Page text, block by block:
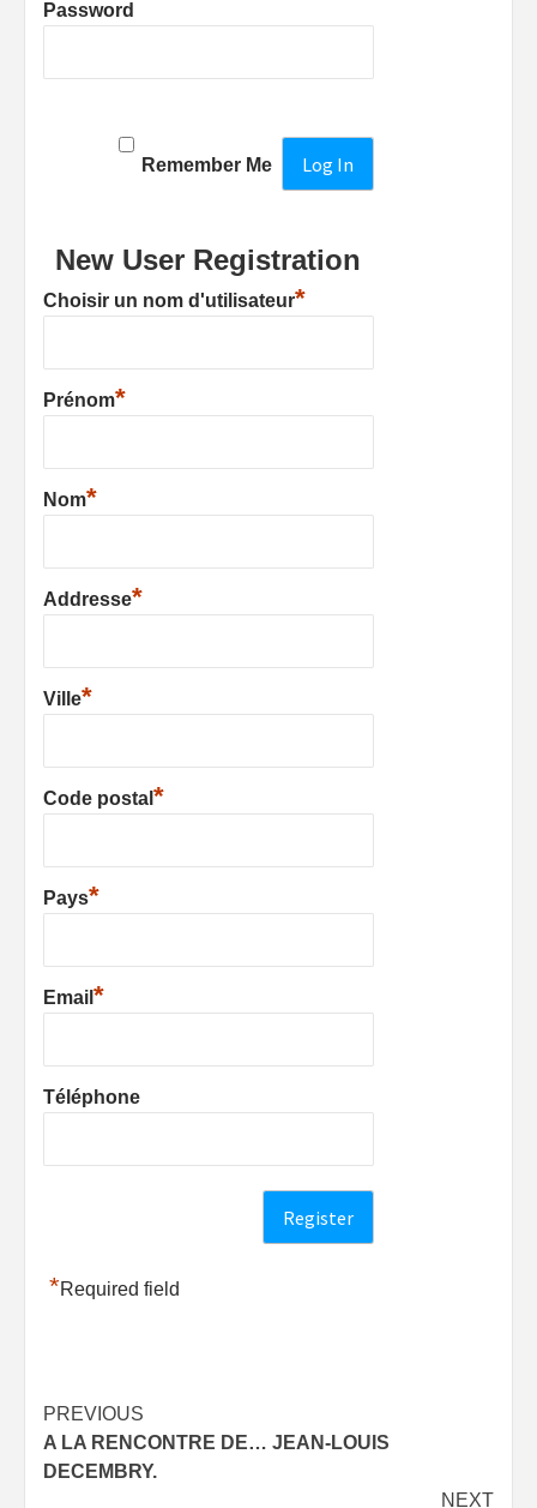
Password
Remember Me
New User Registration
Choisir un nom d'utilisateur*
Prénom*
Nom*
Addresse*
Ville*
Code postal *
Pays*
Email *
Téléphone
*Required field
Post
navigation
PREVIOUS
A LA RENCONTRE DE… JEAN-LOUIS
DECEMBRY.
NEXT